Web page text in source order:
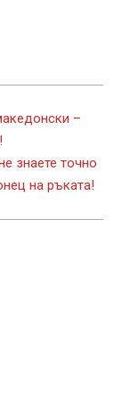
–
знаете точно
на ръката!